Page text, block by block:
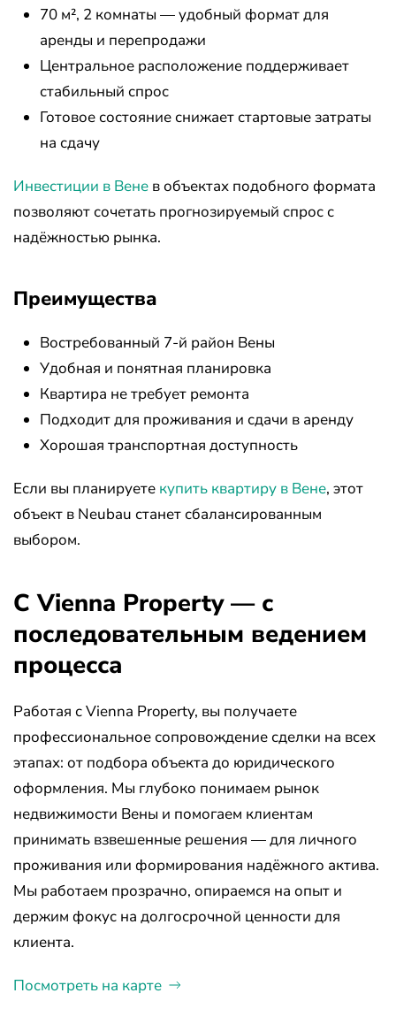
70 м², 2 комнаты — удобный формат для
аренды и перепродажи
Центральное расположение поддерживает
стабильный спрос
Готовое состояние снижает стартовые затраты
на сдачу
Инвестиции в Вене в объектах подобного формата
позволяют сочетать прогнозируемый спрос с
надёжностью рынка.
Преимущества
Востребованный 7-й район Вены
Удобная и понятная планировка
Квартира не требует ремонта
Подходит для проживания и сдачи в аренду
Хорошая транспортная доступность
Если вы планируете купить квартиру в Вене, этот
объект в Neubau станет сбалансированным
выбором.
С Vienna Property — с
последовательным ведением
процесса
Работая с Vienna Property, вы получаете
профессиональное сопровождение сделки на всех
этапах: от подбора объекта до юридического
оформления. Мы глубоко понимаем рынок
недвижимости Вены и помогаем клиентам
принимать взвешенные решения — для личного
проживания или формирования надёжного актива.
Мы работаем прозрачно, опираемся на опыт и
держим фокус на долгосрочной ценности для
клиента.
Посмотреть на карте